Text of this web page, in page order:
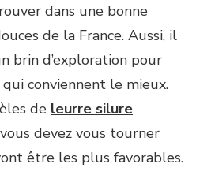
dans une bonne
de la France. Aussi, il
brin d’exploration pour
conviennent le mieux.
de leurre silure
devez vous tourner
être les plus favorables.